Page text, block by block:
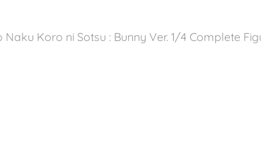
Koro ni Sotsu : Bunny Ver. 1/4 Complete
T7/2024